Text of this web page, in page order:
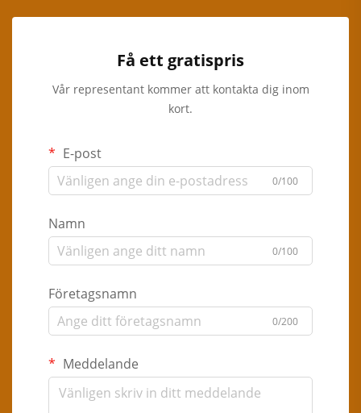
Få ett gratispris
Vår representant kommer att kontakta dig inom
kort.
E-post
0/100
Namn
0/100
Företagsnamn
0/200
Meddelande